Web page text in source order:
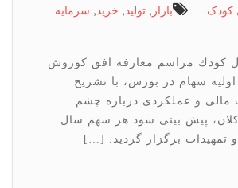
بازار ,تولید,خرید,سرمایه
معارفه افق كوروش
در بورس، با تشریح
عملكردی درباره چشم
پیش بینی سود هر سهم سال